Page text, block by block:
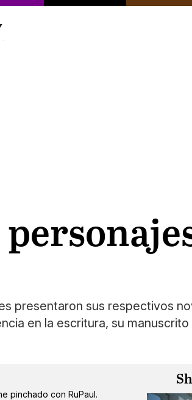
presentaron sus respectivos
en la escritura, su
pinchado con RuPaul.